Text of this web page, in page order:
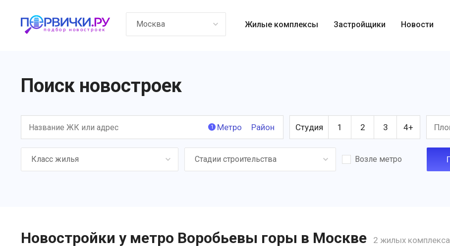
Москва Жилые комплексы Застройщики Новости
Поиск новостроек
1 Метро Район Студия 1 2 3 4+
Класс жилья Стадии строительства Возле метро
Новостройки у метро Воробьевы горы в Москве 2 жилых комплекса